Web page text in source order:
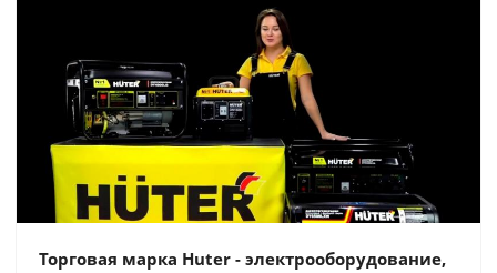
Торговая марка Huter - электрооборудование,